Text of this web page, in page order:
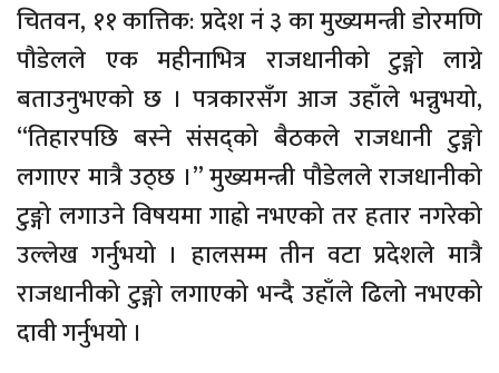
चितवन, ११ कात्तिक: प्रदेश नं ३ का मुख्यमन्त्री डोरमणि
पौडेलले एक महीनाभित्र राजधानीको टुङ्गो लाग्ने
बताउनुभएको छ । पत्रकारसँग आज उहाँले भन्नुभयो,
“तिहारपछि बस्ने संसद्को बैठकले राजधानी टुङ्गो
लगाएर मात्रै उठ्छ ।” मुख्यमन्त्री पौडेलले राजधानीको
टुङ्गो लगाउने विषयमा गाह्रो नभएको तर हतार नगरेको
उल्लेख गर्नुभयो । हालसम्म तीन वटा प्रदेशले मात्रै
राजधानीको टुङ्गो लगाएको भन्दै उहाँले ढिलो नभएको
दावी गर्नुभयो ।